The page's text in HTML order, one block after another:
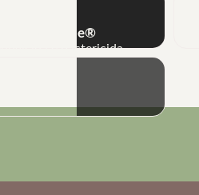
Bio-Imune®
Fungicida e bactericida